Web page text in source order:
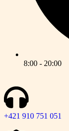
8:00 - 20:00
+421 910 751 051